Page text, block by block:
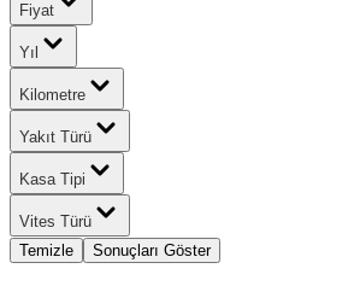
Fiyat
Yıl
Kilometre
Yakıt Türü
Kasa Tipi
Vites Türü
Temizle
Sonuçları Göster